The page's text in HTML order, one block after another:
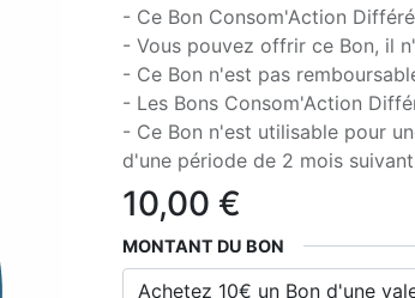
- Ce Bon Consom'Action
- Vous pouvez offrir ce Bon, il
- Ce Bon n'est pas
- Les Bons Consom'Action
- Ce Bon n'est utilisable pour
d'une période de 2 mois
10,00 €
MONTANT DU BON